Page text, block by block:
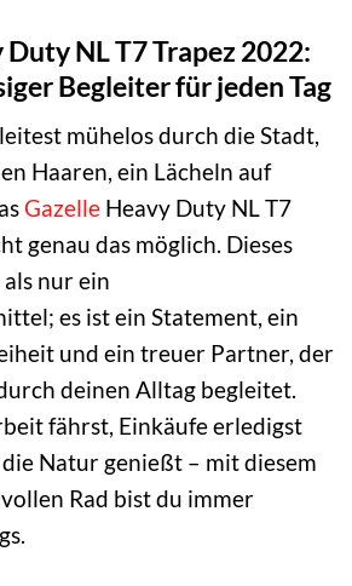
NL T7 Trapez 2022:
Begleiter für jeden Tag
mühelos durch die Stadt,
Haaren, ein Lächeln auf
Gazelle Heavy Duty NL T7
genau das möglich. Dieses
nur ein
es ist ein Statement, ein
und ein treuer Partner, der
deinen Alltag begleitet.
fährst, Einkäufe erledigst
Natur genießt – mit diesem
Rad bist du immer